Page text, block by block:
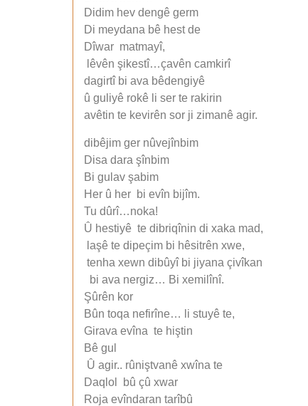
Didim hev dengê germ
Di meydana bê hest de
Dîwar matmayî,
lêvên şikestî…çavên camkirî
dagirtî bi ava bêdengiyê
û guliyê rokê li ser te rakirin
avêtin te kevirên sor ji zimanê agir.
dibêjim ger nûvejînbim
Disa dara şînbim
Bi gulav şabim
Her û her bi evîn bijîm.
Tu dûrî…noka!
Û hestiyê te dibriqînin di xaka mad,
laşê te dipeçim bi hêsitrên xwe,
tenha xewn dibûyî bi jiyana çivîkan
bi ava nergiz… Bi xemilînî.
Şûrên kor
Bûn toqa nefirîne… li stuyê te,
Girava evîna te hiştin
Bê gul
Û agir.. rûniştvanê xwîna te
Daqlol bû çû xwar
Roja evîndaran tarîbû